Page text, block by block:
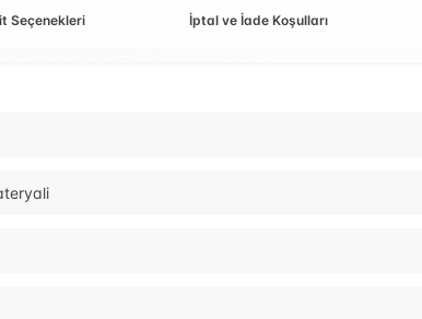
Seçenekleri İptal ve İade Koşulları